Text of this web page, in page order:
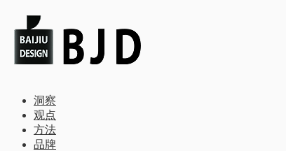
洞察
观点
方法
品牌